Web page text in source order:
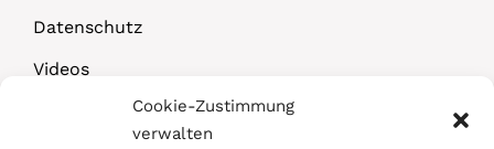
Cookie-Zustimmung
verwalten
Datenschutz
Videos